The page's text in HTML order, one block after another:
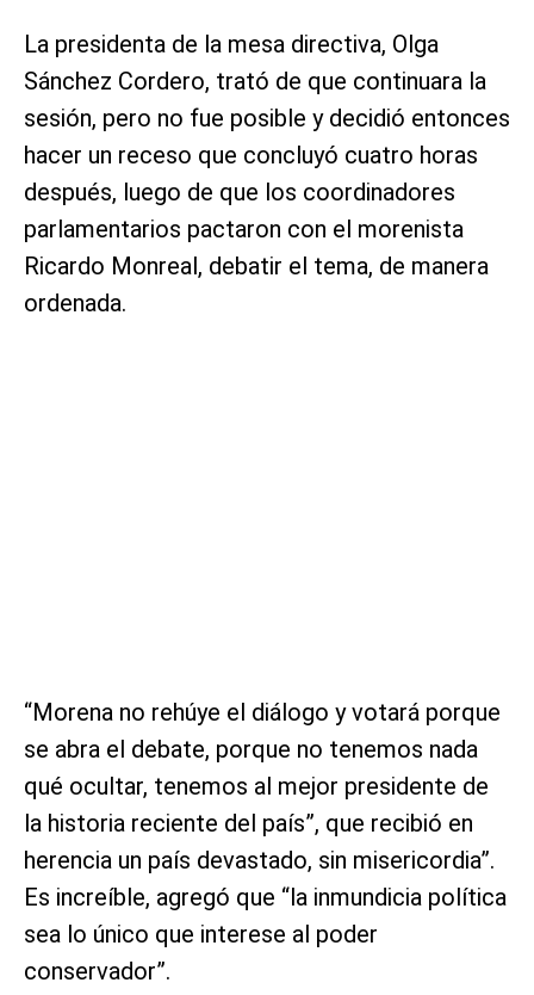
La presidenta de la mesa directiva, Olga
Sánchez Cordero, trató de que continuara la
sesión, pero no fue posible y decidió entonces
hacer un receso que concluyó cuatro horas
después, luego de que los coordinadores
parlamentarios pactaron con el morenista
Ricardo Monreal, debatir el tema, de manera
ordenada.
“Morena no rehúye el diálogo y votará porque
se abra el debate, porque no tenemos nada
qué ocultar, tenemos al mejor presidente de
la historia reciente del país”, que recibió en
herencia un país devastado, sin misericordia”.
Es increíble, agregó que “la inmundicia política
sea lo único que interese al poder
conservador”.